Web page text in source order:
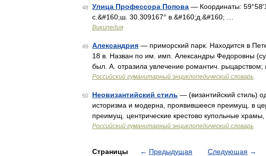
48 Улица Профессора Попова — Координаты:
с.&#160;ш. 30.309167° в.&#160;д.&#160; …
Википедия
49 Александрия — приморский парк. Находится в
18 в. Назван по им. имп. Александры Федоровны
был. А. отразила увлечение романтич. рыцарством;
Российский гуманитарный энциклопедический словарь
50 Неовизантийский стиль — (византийский стиль)
историзма и модерна, проявившееся преимущ. в
преимущ. центрические крестово купольные
Российский гуманитарный энциклопедический словарь
Страницы ← Предыдущая Следующая →